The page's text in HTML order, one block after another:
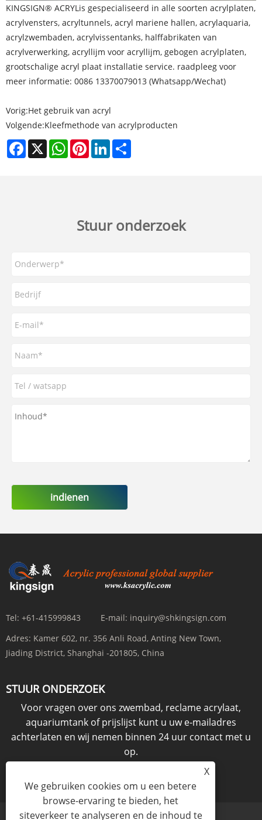
KINGSIGN® ACRYL is gespecialiseerd in alle soorten acrylplaten,
acrylvensters, acryltunnels, acryl mariene hallen, acrylaquaria,
acrylzwembaden, acrylvissentanks, halffabrikaten van
acrylverwerking, acryllijm voor acryllijm, gebogen acrylplaten,
grootschalige acryl plaat installatie service. raadpleeg voor
meer informatie: 0086 13370079013 (Whatsapp/Wechat)
Vorig:Het gebruik van acryl
Volgende:Kleefmethode van acrylproducten
Facebook
X WhatsAppPinterestLinkedIn
Stuur onderzoek
indienen
Tel: +61-415999843 E-mail: inquiry@shkingsign.com
Adres: Kamer 602, nr. 356 Anli Road, Anting New Town,
Jiading District, Shanghai -201805, China
STUUR ONDERZOEK
Voor vragen over ons zwembad, reclame acrylaat,
aquariumtank of prijslijst kunt u uw e-mailadres
achterlaten en wij nemen binnen 24 uur contact met u
op.
X
We gebruiken cookies om u een betere
browse-ervaring te bieden, het
siteverkeer te analyseren en de inhoud te